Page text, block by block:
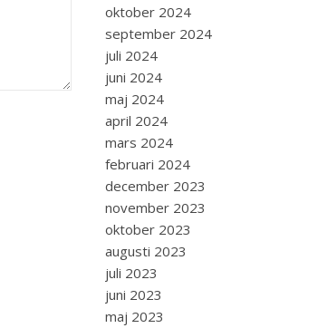
oktober 2024
september 2024
juli 2024
juni 2024
maj 2024
april 2024
mars 2024
februari 2024
december 2023
november 2023
oktober 2023
augusti 2023
juli 2023
juni 2023
maj 2023